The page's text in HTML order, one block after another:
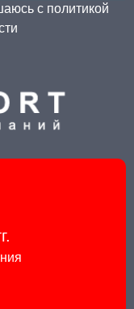
с политикой